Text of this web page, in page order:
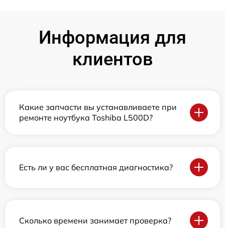
Информация для
клиентов
Какие запчасти вы устанавливаете при
ремонте ноутбука Toshiba L500D?
Есть ли у вас бесплатная диагностика?
Сколько времени занимает проверка?